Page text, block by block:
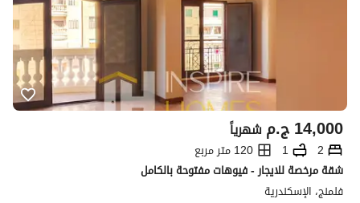
ج.م14,000 شهرياً
2
1
120 متر مربع
شقة مرخصة للايجار - فيوهات مفتوحة بالكامل
فلمنج، الإسكندرية